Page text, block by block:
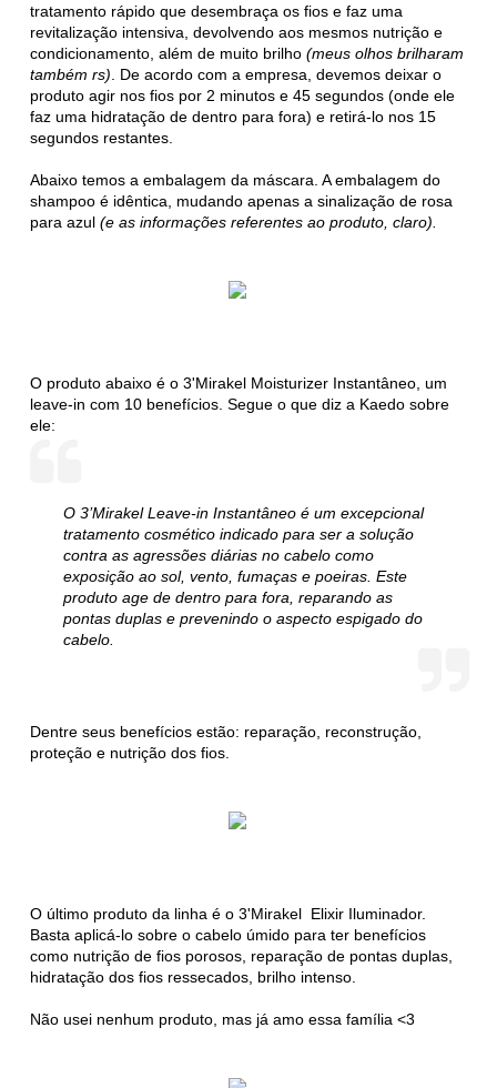
tratamento rápido que desembraça os fios e faz uma
revitalização intensiva, devolvendo aos mesmos nutrição e
condicionamento, além de muito brilho (meus olhos brilharam
também rs) . De acordo com a empresa, devemos deixar o
produto agir nos fios por 2 minutos e 45 segundos (onde ele
faz uma hidratação de dentro para fora) e retirá-lo nos 15
segundos restantes.
Abaixo temos a embalagem da máscara. A embalagem do
shampoo é idêntica, mudando apenas a sinalização de rosa
para azul(e as informações referentes ao produto, claro).
O produto abaixo é o 3'Mirakel Moisturizer Instantâneo, um
leave-in com 10 benefícios. Segue o que diz a Kaedo sobre
ele:
O 3’Mirakel Leave-in Instantâneo é um excepcional
tratamento cosmético indicado para ser a solução
contra as agressões diárias no cabelo como
exposição ao sol, vento, fumaças e poeiras. Este
produto age de dentro para fora, reparando as
pontas duplas e prevenindo o aspecto espigado do
cabelo.
Dentre seus benefícios estão: reparação, reconstrução,
proteção e nutrição dos fios.
O último produto da linha é o 3'Mirakel Elixir Iluminador.
Basta aplicá-lo sobre o cabelo úmido para ter benefícios
como nutrição de fios porosos, reparação de pontas duplas,
hidratação dos fios ressecados, brilho intenso.
Não usei nenhum produto, mas já amo essa família <3